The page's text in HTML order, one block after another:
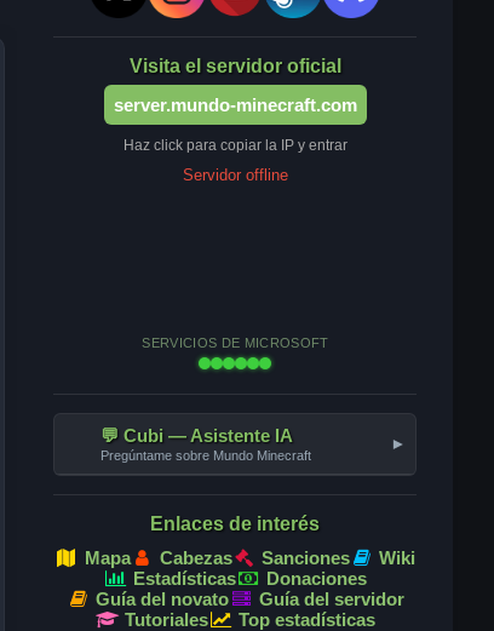
Visita el servidor oficial
server.mundo-minecraft.com
Haz click para copiar la IP y entrar
Servidor offline
SERVICIOS DE MICROSOFT
💬 Cubi — Asistente IA
Pregúntame sobre Mundo Minecraft
▾
Enlaces de interés
Mapa
Cabezas Sanciones
Wiki
Estadísticas
Donaciones
Guía del novato
Guía del servidor
Tutoriales
Top estadísticas